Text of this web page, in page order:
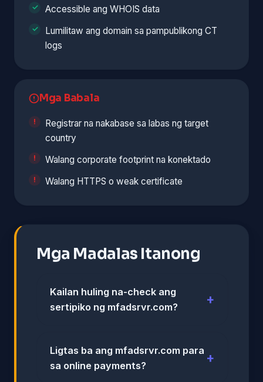
Accessible ang WHOIS data
Lumilitaw ang domain sa pampublikong CT
logs
Mga Babala
Registrar na nakabase sa labas ng target
country
Walang corporate footprint na konektado
Walang HTTPS o weak certificate
Mga Madalas Itanong
Kailan huling na-check ang
sertipiko ng mfadsrvr.com?
Ligtas ba ang mfadsrvr.com para
sa online payments?